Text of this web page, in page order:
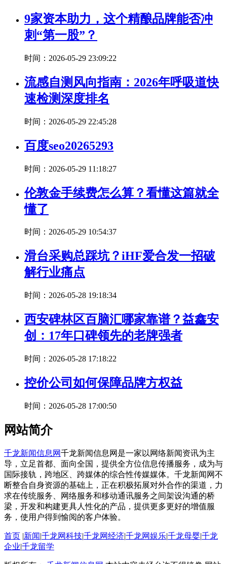
9家资本助力，这个精酿品牌能否冲
刺“第一股”？
时间：2026-05-29 23:09:22
流感自测风向指南：2026年呼吸道快
速检测深度排名
时间：2026-05-29 22:45:28
百度seo20265293
时间：2026-05-29 11:18:27
伦敦金手续费怎么算？看懂这篇就全
懂了
时间：2026-05-29 10:54:37
滑台采购总踩坑？iHF爱合发一招破
解行业痛点
时间：2026-05-28 19:18:34
西安碑林区百脑汇哪家靠谱？益鑫安
创：17年口碑领先的老牌强者
时间：2026-05-28 17:18:22
控价公司如何保障品牌方权益
时间：2026-05-28 17:00:50
网站简介
千龙新闻信息网千龙新闻信息网是一家以网络新闻资讯为主
导，立足首都、面向全国，提供全方位信息传播服务，成为与
国际接轨，跨地区、跨媒体的综合性传媒媒体。千龙新闻网不
断整合自身资源的基础上，正在积极拓展对外合作的渠道，力
求在传统服务、网络服务和移动通讯服务之间架设沟通的桥
梁，开发和构建更具人性化的产品，提供更多更好的增值服
务，使用户得到愉阅的客户体验。
首页 |新闻|千龙网科技|千龙网经济|千龙网娱乐|千龙母婴|千龙
企业|千龙留学